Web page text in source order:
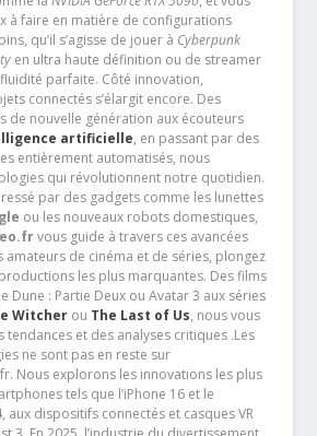
à faire en matière de configurations
qu’il s’agisse de jouer à Cyberpunk
en ultra haute définition ou de streamer
parfaite. Côté innovation,
connectés s’élargit encore. Des
de nouvelle génération aux écouteurs
artificielle, en passant par des
entièrement automatisés, nous
qui révolutionnent notre quotidien.
par des gadgets comme les lunettes
ou les nouveaux robots domestiques,
vous guide à travers ces avancées
amateurs de cinéma et de séries, plongez
les plus marquantes. Des films
Dune : Partie Deux ou Avatar 3 aux séries
Witcherou The Last of Us, nous vous
et des analyses critiques .Les
ne sont pas en reste sur
Nous explorons les innovations les plus
tels que l’iPhone 16 et le
aux dispositifs connectés et casques VR